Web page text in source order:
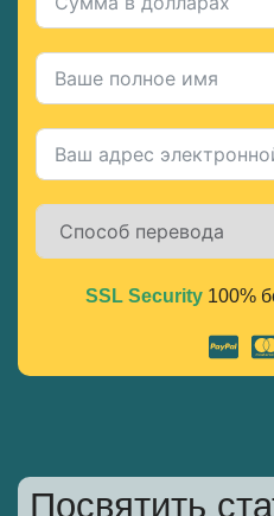
Alternative:
SSL Security100%
Посвятить